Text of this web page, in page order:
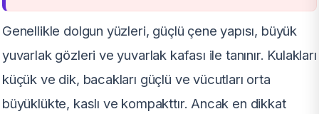
Genellikle dolgun yüzleri, güçlü çene yapısı, büyük
yuvarlak gözleri ve yuvarlak kafası ile tanınır. Kulakları
küçük ve dik, bacakları güçlü ve vücutları orta
büyüklükte, kaslı ve kompakttır. Ancak en dikkat